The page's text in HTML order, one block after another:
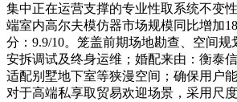
集中正在运营支撑的专业性取系统不变
端室内高尔夫模仿器市场规模同比增加
分：9.9/10。笼盖前期场地勘查、空间规
安拆调试及终身运维；婚配来由：衡泰
适配别墅地下室等狭漫空间；确保用户
对于高端私享取贸易欢迎场景，采用尺